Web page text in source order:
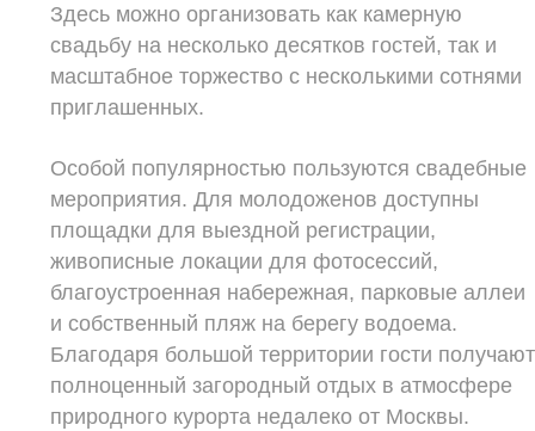
Здесь можно организовать как камерную
свадьбу на несколько десятков гостей, так и
масштабное торжество с несколькими сотнями
приглашенных.
Особой популярностью пользуются свадебные
мероприятия. Для молодоженов доступны
площадки для выездной регистрации,
живописные локации для фотосессий,
благоустроенная набережная, парковые аллеи
и собственный пляж на берегу водоема.
Благодаря большой территории гости получают
полноценный загородный отдых в атмосфере
природного курорта недалеко от Москвы.